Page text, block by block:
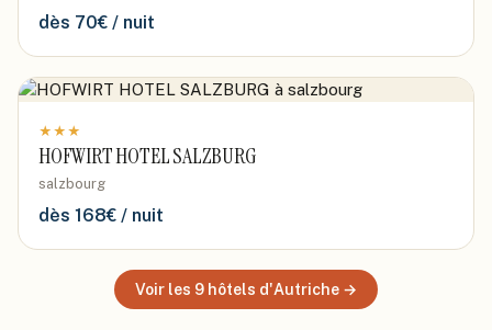
dès 70€ / nuit
★ ★ ★
HOFWIRT HOTEL SALZBURG
salzbourg
dès 168€ / nuit
Voir les 9 hôtels d'Autriche →